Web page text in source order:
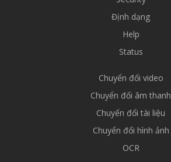
Định dạng
Help
Status
Chuyển đổi video
Chuyển đổi âm thanh
Chuyển đổi tài liệu
Chuyển đổi hình ảnh
OCR